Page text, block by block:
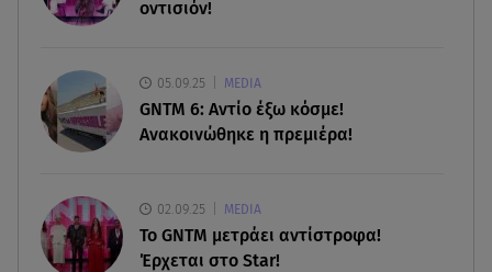
Τουρισμός για όλους: Συνεχίζονται οι αιτήσεις –
Ποιοι κάνουν σήμερα
οντισιόν!
05.09.25 MEDIA
GNTM 6: Αντίο έξω κόσμε!
Ανακοινώθηκε η πρεμιέρα!
02.09.25 MEDIA
Το GNTM μετράει αντίστροφα!
Έρχεται στο Star!